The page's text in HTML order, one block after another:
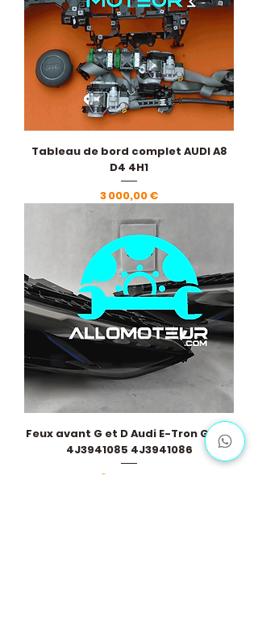
Tableau de bord complet AUDI A8
D4 4H1
Prix
3 000,00 €
Feux avant G et D Audi E-Tron GT RS
4J3941085 4J3941086
Prix
8 900,00 €